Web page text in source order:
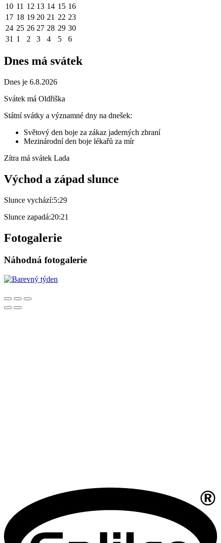
10 11 12 13 14 15 16
17 18 19 20 21 22 23
24 25 26 27 28 29 30
31 1 2 3 4 5 6
Dnes má svátek
Dnes je 6.8.2026
Svátek má Oldřiška
Státní svátky a významné dny na dnešek:
Světový den boje za zákaz jaderných zbraní
Mezinárodní den boje lékařů za mír
Zítra má svátek Lada
Východ a západ slunce
Slunce vychází:5:29
Slunce zapadá:20:21
Fotogalerie
Náhodná fotogalerie